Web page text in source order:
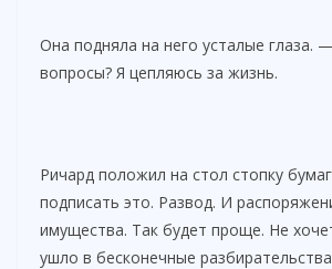
Она подняла на него усталые глаза.
вопросы? Я цепляюсь за жизнь.
Ричард положил на стол стопку
подписать это. Развод. И
имущества. Так будет проще. Не
ушло в бесконечные